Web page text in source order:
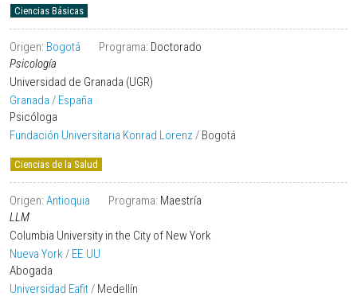
Ciencias Básicas
Origen: Bogotá Programa: Doctorado
Psicología
Universidad de Granada (UGR)
Granada / España
Psicóloga
Fundación Universitaria Konrad Lorenz/ Bogotá
Ciencias de la Salud
Origen: Antioquia Programa: Maestría
LLM
Columbia University in the City of New York
Nueva York / EE.UU
Abogada
Universidad Eafit/ Medellín